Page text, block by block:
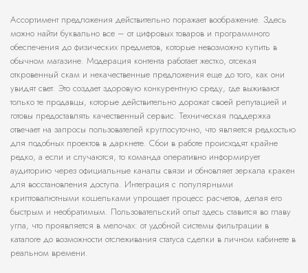
Ассортимент предложения действительно поражает воображение. Здесь
можно найти буквально все – от цифровых товаров и программного
обеспечения до физических предметов, которые невозможно купить в
обычном магазине. Модерация контента работает жестко, отсекая
откровенный скам и некачественные предложения еще до того, как они
увидят свет. Это создает здоровую конкурентную среду, где выживают
только те продавцы, которые действительно дорожат своей репутацией и
готовы предоставлять качественный сервис. Техническая поддержка
отвечает на запросы пользователей круглосуточно, что является редкостью
для подобных проектов в даркнете. Сбои в работе происходят крайне
редко, а если и случаются, то команда оперативно информирует
аудиторию через официальные каналы связи и обновляет зеркала кракен
для восстановления доступа. Интеграция с популярными
криптовалютными кошельками упрощает процесс расчетов, делая его
быстрым и необратимым. Пользовательский опыт здесь ставится во главу
угла, что проявляется в мелочах: от удобной системы фильтрации в
каталоге до возможности отслеживания статуса сделки в личном кабинете в
реальном времени.